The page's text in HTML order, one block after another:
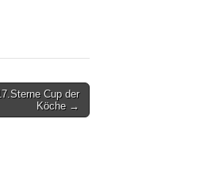
Cup der
Köche →